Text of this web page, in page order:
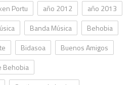
Portu año 2012
año 2013
Banda Música
Behobia
Bidasoa
Buenos Amigos
Behobia